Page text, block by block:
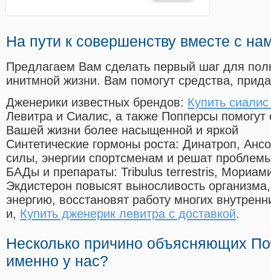
На пути к совершенству вместе с
Предлагаем Вам сделать первый шаг для
инитмной жизни. Вам помогут средства,
Дженерики известных брендов: Купить
Левитра и Сиалис, а также Попперсы помогут
Вашей жизни более насыщенной и яркой
Синтетические гормоны роста: Динатроп,
силы, энергии спортсменам и решат
БАДы и препараты: Tribulus terrestris,
Экдистерон повысят выносливость
энергию, восстановят работу многих
и, Купить дженерик левитра с доставкой.
Несколько причино объясняющих
именно у нас?